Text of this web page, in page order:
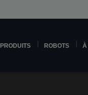
PRODUITS ROBOTS À